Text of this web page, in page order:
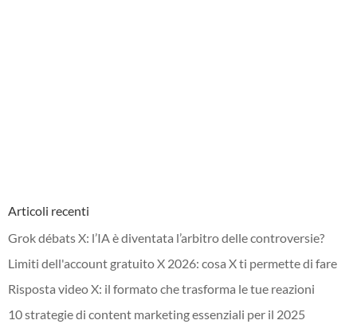
Articoli recenti
Grok débats X: l’IA è diventata l’arbitro delle controversie?
Limiti dell'account gratuito X 2026: cosa X ti permette di fare
Risposta video X: il formato che trasforma le tue reazioni
10 strategie di content marketing essenziali per il 2025